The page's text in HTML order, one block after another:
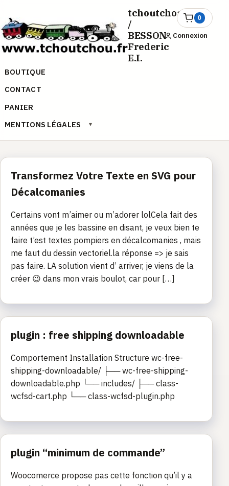
contenu
tchoutchou.fr
/
BESSON
Frederic
E.I.
BOUTIQUE
CONTACT
PANIER
MENTIONS LÉGALES
▾
0
Ouvrir
le
panier
Connexion
Transformez Votre Texte en SVG pour
Décalcomanies
Certains vont m’aimer ou m’adorer lolCela fait des
années que je les bassine en disant, je veux bien te
faire t’est textes pompiers en décalcomanies , mais
me faut du dessin vectoriel.la réponse => je sais
pas faire. LA solution vient d’ arriver, je viens de la
créer 😉 dans mon vrais boulot, car pour […]
plugin : free shipping downloadable
Comportement Installation Structure wc-free-
shipping-downloadable/ ├── wc-free-shipping-
downloadable.php └── includes/ ├── class-
wcfsd-cart.php └── class-wcfsd-plugin.php
plugin “minimum de commande”
Woocomerce propose pas cette fonction qu’il y a